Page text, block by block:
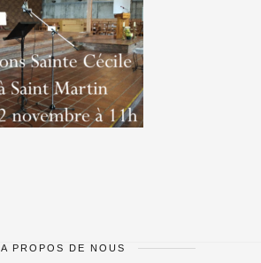
A PROPOS DE NOUS